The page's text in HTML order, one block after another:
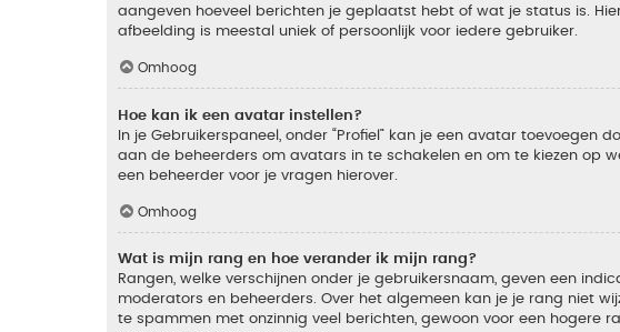
aangeven hoeveel berichten je geplaatst hebt of wat je status is.
afbeelding is meestal uniek of persoonlijk voor iedere gebruiker.
Omhoog
Hoe kan ik een avatar instellen?
In je Gebruikerspaneel, onder “Profiel” kan je een avatar
aan de beheerders om avatars in te schakelen en om te kiezen op
een beheerder voor je vragen hierover.
Omhoog
Wat is mijn rang en hoe verander ik mijn rang?
Rangen, welke verschijnen onder je gebruikersnaam, geven een
moderators en beheerders. Over het algemeen kan je je rang niet
te spammen met onzinnig veel berichten, gewoon voor een hogere